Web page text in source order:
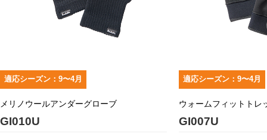
適応シーズン：9〜4月
メリノウールアンダーグローブ
GI010U
適応シーズン：9〜4月
ウォームフィットトレ
GI007U